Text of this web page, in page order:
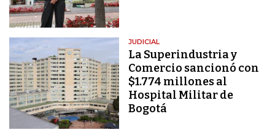
JUDICIAL
La Superindustria y
Comercio sancionó con
$1.774 millones al
Hospital Militar de
Bogotá